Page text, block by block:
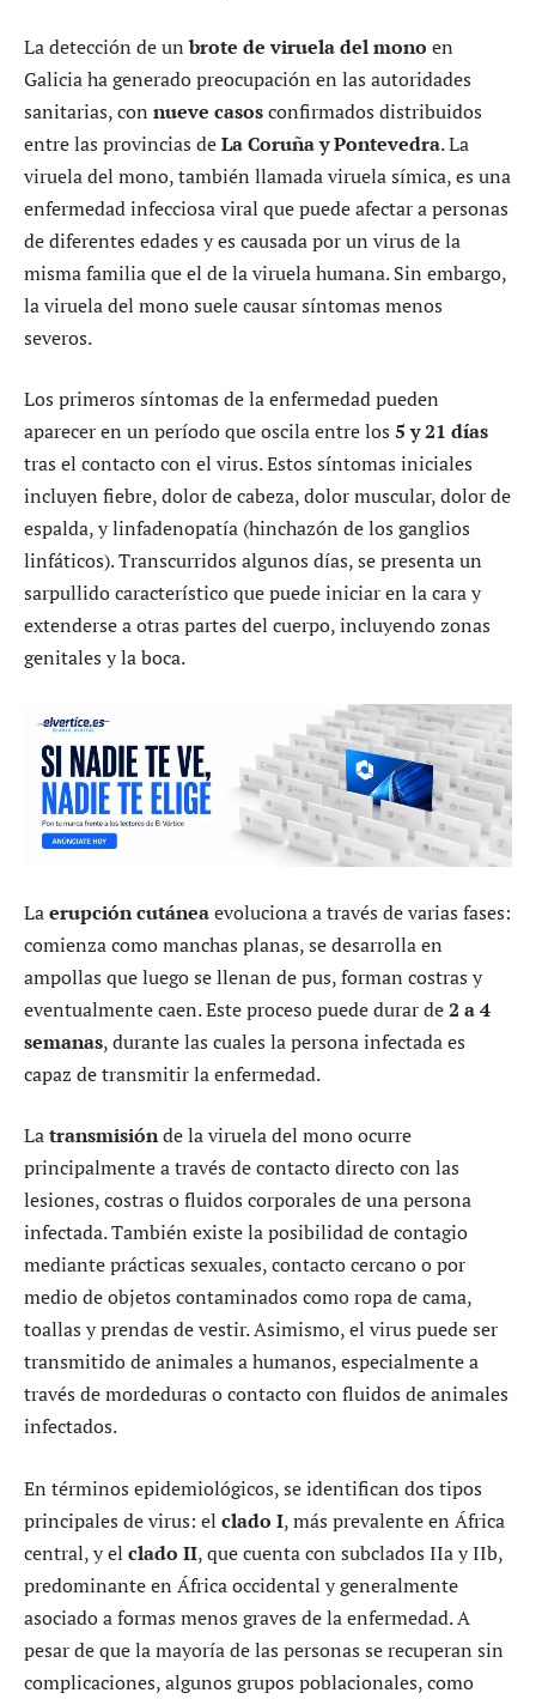
La detección de unbrote de viruela del mono en
Galicia ha generado preocupación en las autoridades
sanitarias, con nueve casosconfirmados distribuidos
entre las provincias deLa Coruña y Pontevedra. La
viruela del mono, también llamada viruela símica, es una
enfermedad infecciosa viral que puede afectar a personas
de diferentes edades y es causada por un virus de la
misma familia que el de la viruela humana. Sin embargo,
la viruela del mono suele causar síntomas menos
severos.
Los primeros síntomas de la enfermedad pueden
aparecer en un período que oscila entre los 5 y 21 días
tras el contacto con el virus. Estos síntomas iniciales
incluyen fiebre, dolor de cabeza, dolor muscular, dolor de
espalda, y linfadenopatía (hinchazón de los ganglios
linfáticos). Transcurridos algunos días, se presenta un
sarpullido característico que puede iniciar en la cara y
extenderse a otras partes del cuerpo, incluyendo zonas
genitales y la boca.
Laerupción cutáneaevoluciona a través de varias fases:
comienza como manchas planas, se desarrolla en
ampollas que luego se llenan de pus, forman costras y
eventualmente caen. Este proceso puede durar de2 a 4
semanas, durante las cuales la persona infectada es
capaz de transmitir la enfermedad.
Latransmisiónde la viruela del mono ocurre
principalmente a través de contacto directo con las
lesiones, costras o fluidos corporales de una persona
infectada. También existe la posibilidad de contagio
mediante prácticas sexuales, contacto cercano o por
medio de objetos contaminados como ropa de cama,
toallas y prendas de vestir. Asimismo, el virus puede ser
transmitido de animales a humanos, especialmente a
través de mordeduras o contacto con fluidos de animales
infectados.
En términos epidemiológicos, se identifican dos tipos
principales de virus: el clado I, más prevalente en África
central, y el clado II, que cuenta con subclados IIa y IIb,
predominante en África occidental y generalmente
asociado a formas menos graves de la enfermedad. A
pesar de que la mayoría de las personas se recuperan sin
complicaciones, algunos grupos poblacionales, como